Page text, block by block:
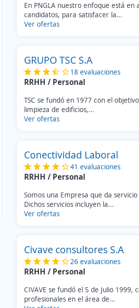
En PNGLA nuestro enfoque está
candidatos, para satisfacer la...
Ver ofertas
GRUPO TSC S.A
18 evaluaciones
RRHH / Personal
TSC se fundó en 1977 con el
limpieza de edificios,...
Ver ofertas
Conectividad Laboral
41 evaluaciones
RRHH / Personal
Somos una Empresa que da
Dichos servicios incluyen la...
Ver ofertas
Civave consultores S.A
26 evaluaciones
RRHH / Personal
CIVAVE se fundó el 5 de Julio
profesionales en el área de...